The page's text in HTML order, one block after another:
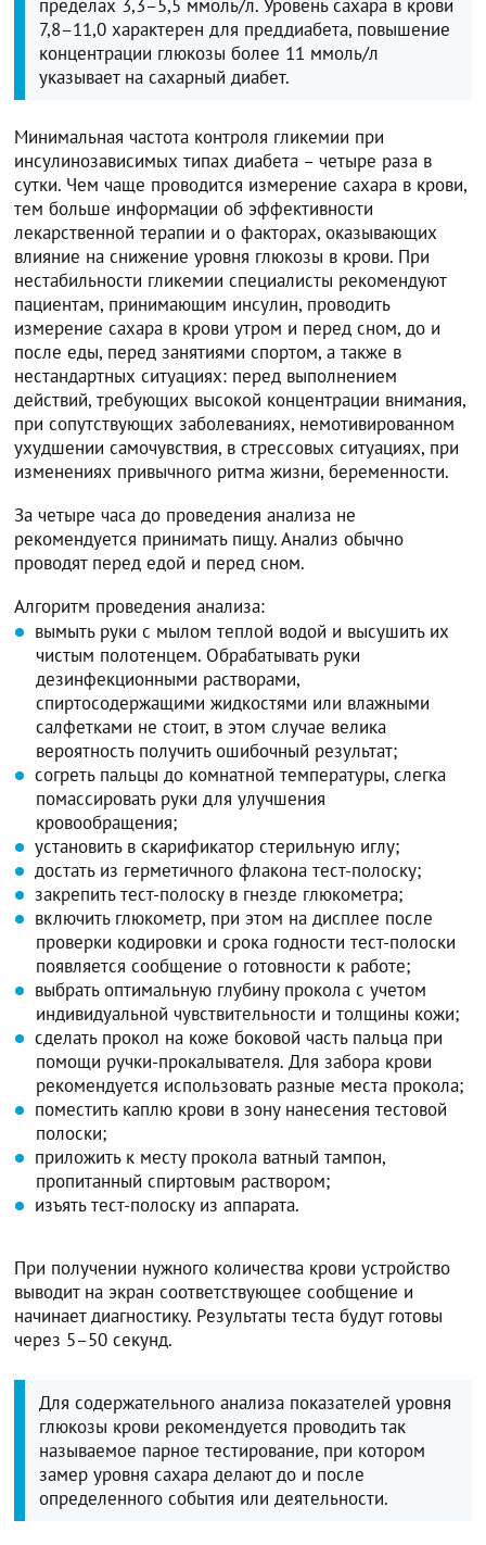
пределах 3,3–5,5 ммоль/л. Уровень сахара в крови
7,8–11,0 характерен для преддиабета, повышение
концентрации глюкозы более 11 ммоль/л
указывает на сахарный диабет.
Минимальная частота контроля гликемии при
инсулинозависимых типах диабета – четыре раза в
сутки. Чем чаще проводится измерение сахара в крови,
тем больше информации об эффективности
лекарственной терапии и о факторах, оказывающих
влияние на снижение уровня глюкозы в крови. При
нестабильности гликемии специалисты рекомендуют
пациентам, принимающим инсулин, проводить
измерение сахара в крови утром и перед сном, до и
после еды, перед занятиями спортом, а также в
нестандартных ситуациях: перед выполнением
действий, требующих высокой концентрации внимания,
при сопутствующих заболеваниях, немотивированном
ухудшении самочувствия, в стрессовых ситуациях, при
изменениях привычного ритма жизни, беременности.
За четыре часа до проведения анализа не
рекомендуется принимать пищу. Анализ обычно
проводят перед едой и перед сном.
Алгоритм проведения анализа:
вымыть руки с мылом теплой водой и высушить их
чистым полотенцем. Обрабатывать руки
дезинфекционными растворами,
спиртосодержащими жидкостями или влажными
салфетками не стоит, в этом случае велика
вероятность получить ошибочный результат;
согреть пальцы до комнатной температуры, слегка
помассировать руки для улучшения
кровообращения;
установить в скарификатор стерильную иглу;
достать из герметичного флакона тест-полоску;
закрепить тест-полоску в гнезде глюкометра;
включить глюкометр, при этом на дисплее после
проверки кодировки и срока годности тест-полоски
появляется сообщение о готовности к работе;
выбрать оптимальную глубину прокола с учетом
индивидуальной чувствительности и толщины кожи;
сделать прокол на коже боковой часть пальца при
помощи ручки-прокалывателя. Для забора крови
рекомендуется использовать разные места прокола;
поместить каплю крови в зону нанесения тестовой
полоски;
приложить к месту прокола ватный тампон,
пропитанный спиртовым раствором;
изъять тест-полоску из аппарата.
При получении нужного количества крови устройство
выводит на экран соответствующее сообщение и
начинает диагностику. Результаты теста будут готовы
через 5–50 секунд.
Для содержательного анализа показателей уровня
глюкозы крови рекомендуется проводить так
называемое парное тестирование, при котором
замер уровня сахара делают до и после
определенного события или деятельности.